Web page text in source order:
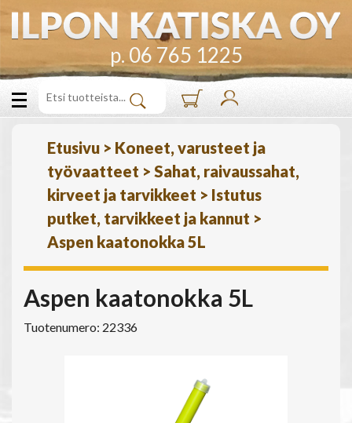
p. 06 765 1225
Etusivu > Koneet, varusteet ja
työvaatteet > Sahat, raivaussahat,
kirveet ja tarvikkeet > Istutus
putket, tarvikkeet ja kannut >
Aspen kaatonokka 5L
Aspen kaatonokka 5L
Tuotenumero: 22336